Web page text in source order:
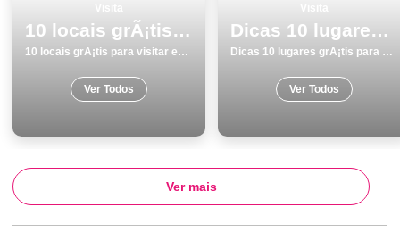
10 locais grÃ¡tis para visitar em Elvas
10 locais grÃ¡tis para visitar em Elvas
Ver Todos
Dicas 10 lugares grÃ¡tis para visitar na Ericeira
Dicas 10 lugares grÃ¡tis para visitar na Ericeira
Ver Todos
Ver mais